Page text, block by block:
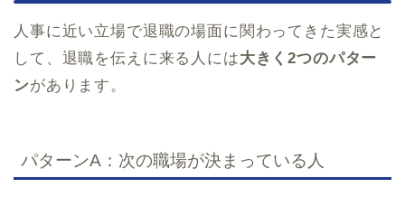
人事に近い立場で退職の場面に関わってきた実感と
して、退職を伝えに来る人には大きく2つのパター
ンがあります。
パターンA：次の職場が決まっている人